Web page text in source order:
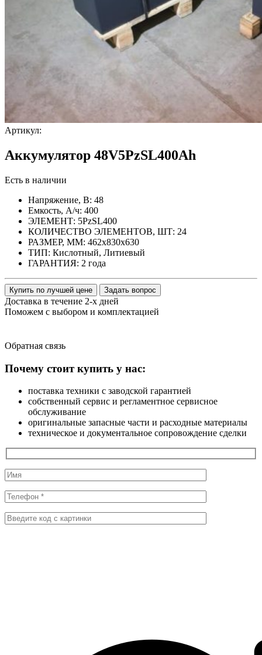
Артикул:
Аккумулятор 48V5PzSL400Ah
Есть в наличии
Напряжение, В: 48
Емкость, А/ч: 400
ЭЛЕМЕНТ: 5PzSL400
КОЛИЧЕСТВО ЭЛЕМЕНТОВ, ШТ: 24
РАЗМЕР, ММ: 462x830x630
ТИП: Кислотный, Литиевый
ГАРАНТИЯ: 2 года
Купить по лучшей цене Задать вопрос
Доставка в течение 2-х дней
Поможем с выбором и комплектацией
Обратная связь
Почему стоит купить у нас:
поставка техники с заводской гарантией
собственный сервис и регламентное сервисное
обслуживание
оригинальные запасные части и расходные материалы
техническое и документальное сопровождение сделки